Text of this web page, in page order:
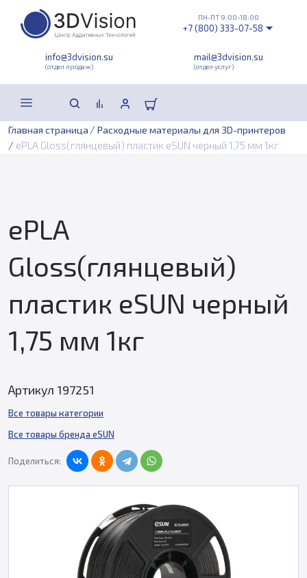
info@3dvision.su
(отдел продаж)
mail@3dvision.su
(отдел услуг)
ПН-ПТ 9:00-18:00
+7 (800) 333-07-58
Главная страница / Расходные материалы для 3D-принтеров
/ ePLA Gloss(глянцевый) пластик eSUN черный 1,75 мм 1кг
ePLA
Gloss(глянцевый)
пластик eSUN черный
1,75 мм 1кг
Артикул 197251
Все товары категории
Все товары бренда eSUN
Поделиться: